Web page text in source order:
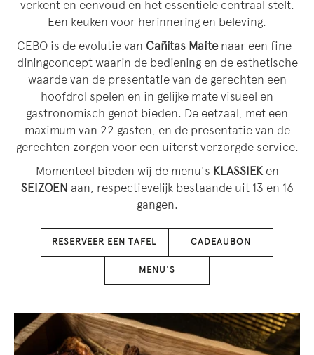
verkent en eenvoud en het essentiële centraal stelt.
Een keuken voor herinnering en beleving.
CEBO is de evolutie van Cañitas Maitenaar een fine-
diningconcept waarin de bediening en de esthetische
waarde van de presentatie van de gerechten een
hoofdrol spelen en in gelijke mate visueel en
gastronomisch genot bieden. De eetzaal, met een
maximum van 22 gasten, en de presentatie van de
gerechten zorgen voor een uiterst verzorgde service.
Momenteel bieden wij de menu's KLASSIEKen
SEIZOEN aan, respectievelijk bestaande uit 13 en 16
gangen.
RESERVEER EEN TAFEL CADEAUBON
MENU'S